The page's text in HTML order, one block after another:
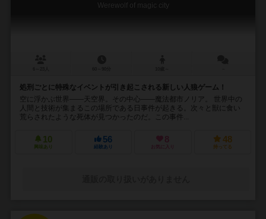
Werewolf of magic city
処刑ごとに特殊なイベントが引き起こされる新しい人狼ゲーム！
空に浮かぶ世界――天空界。その中心――魔法都市ノリア。 世界中の
人間と技術が集まるこの場所である日事件が起きる。次々と獣に食い
荒らされたような死体が見つかったのだ。この事件...
10
興味あり
56
経験あり
8
お気に入り
48
持ってる